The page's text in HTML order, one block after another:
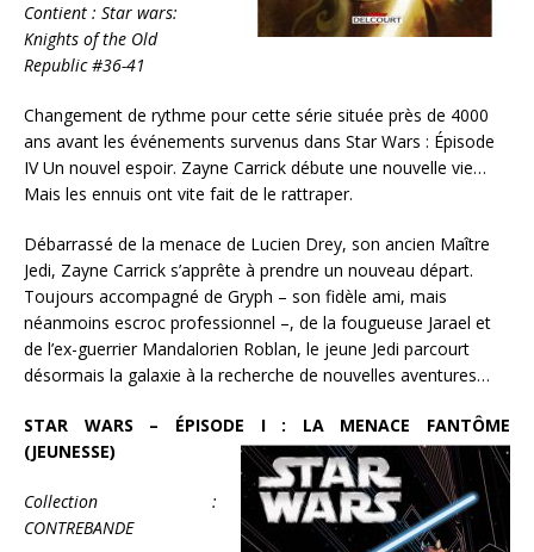
Contient : Star wars:
Knights of the Old
Republic #36-41
Changement de rythme pour cette série située près de 4000
ans avant les événements survenus dans Star Wars : Épisode
IV Un nouvel espoir. Zayne Carrick débute une nouvelle vie…
Mais les ennuis ont vite fait de le rattraper.
Débarrassé de la menace de Lucien Drey, son ancien Maître
Jedi, Zayne Carrick s’apprête à prendre un nouveau départ.
Toujours accompagné de Gryph – son fidèle ami, mais
néanmoins escroc professionnel –, de la fougueuse Jarael et
de l’ex-guerrier Mandalorien Roblan, le jeune Jedi parcourt
désormais la galaxie à la recherche de nouvelles aventures…
STAR WARS – ÉPISODE I : LA MENACE FANTÔME
(JEUNESSE)
Collection :
CONTREBANDE